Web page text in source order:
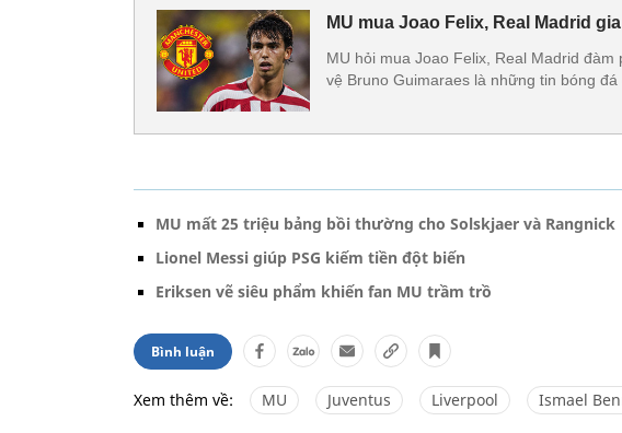
MU mua Joao Felix, Real Madrid
MU hỏi mua Joao Felix, Real Madrid
vệ Bruno Guimaraes là những tin bóng đá
MU mất 25 triệu bảng bồi thường cho Solskjaer và Rangnick
Lionel Messi giúp PSG kiếm tiền đột biến
Eriksen vẽ siêu phẩm khiến fan MU trầm trồ
Bình luận
Xem thêm về: MU Juventus Liverpool Ismael